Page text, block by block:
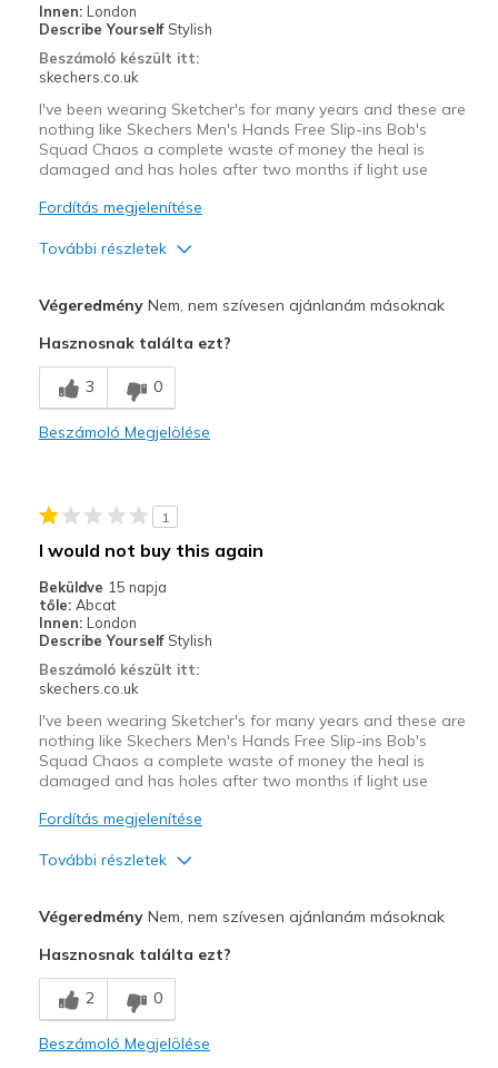
Innen: London
Describe Yourself Stylish
Beszámoló készült itt:
skechers.co.uk
I've been wearing Sketcher's for many years and these are
nothing like Skechers Men's Hands Free Slip-ins Bob's
Squad Chaos a complete waste of money the heal is
damaged and has holes after two months if light use
Fordítás megjelenítése
További részletek
Legjobb használat
Casual Wear
VégeredményNem, nem szívesen ajánlanám másoknak
Hasznosnak találta ezt?
3 0
Beszámoló Megjelölése
1
I would not buy this again
Beküldve 15 napja
tőle: Abcat
Innen: London
Describe Yourself Stylish
Beszámoló készült itt:
skechers.co.uk
I've been wearing Sketcher's for many years and these are
nothing like Skechers Men's Hands Free Slip-ins Bob's
Squad Chaos a complete waste of money the heal is
damaged and has holes after two months if light use
Fordítás megjelenítése
További részletek
Wear Out Quickly
Legjobb használat
Casual Wear
VégeredményNem, nem szívesen ajánlanám másoknak
Hasznosnak találta ezt?
2 0
Beszámoló Megjelölése